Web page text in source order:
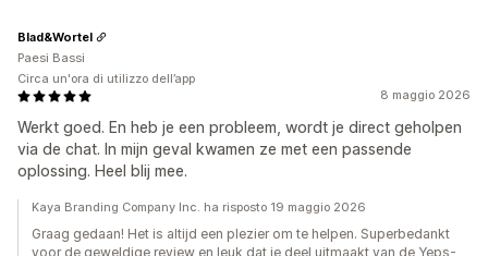
8 maggio 2026
Werkt goed. En heb je een probleem, wordt je direct geholpen
via de chat. In mijn geval kwamen ze met een passende
oplossing. Heel blij mee.
Blad&Wortel
Paesi Bassi
Circa un'ora di utilizzo dell’app
Kaya Branding Company Inc. ha risposto 19 maggio 2026
Graag gedaan! Het is altijd een plezier om te helpen. Superbedankt
voor de geweldige review en leuk dat je deel uitmaakt van de Yeps-